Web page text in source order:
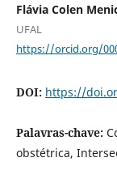
Flávia Colen
UFAL
https://orcid.org/
DOI: https://
Palavras-chave:
obstétrica,